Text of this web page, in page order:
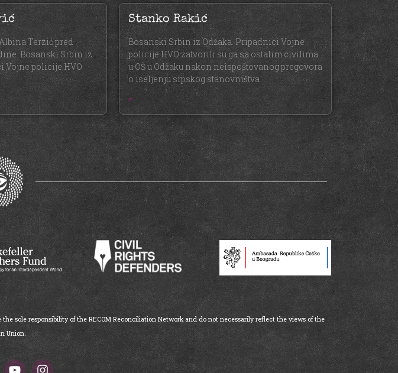
Terzić pred
Bosanski Srbin iz
Vojne policije HVO
Stanko Rakić
Bosanski Srbin iz Odžaka. Pripadnici Vojne
policije HVO zatvorili su ga sa ostalim civilima
u OŠ u Odžaku nakon neispoštovanog pregovora
o iseljenju srpskog stanovništva
»
sole responsibility of the RECOM Reconciliation Network and do not necessarily reflect the views of the
Union.